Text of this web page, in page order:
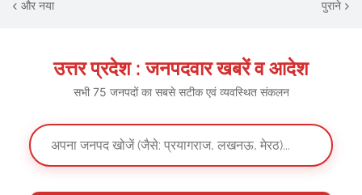
और नया पुराने
उत्तर प्रदेश : जनपदवार खबरें व आदेश
सभी 75 जनपदों का सबसे सटीक एवं व्यवस्थित संकलन